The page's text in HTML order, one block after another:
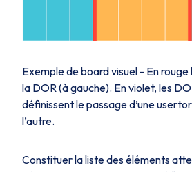
Exemple de board visuel - En
la DOR (à gauche). En violet, les
définissent le passage d’une
l’autre.
Constituer la liste des éléments